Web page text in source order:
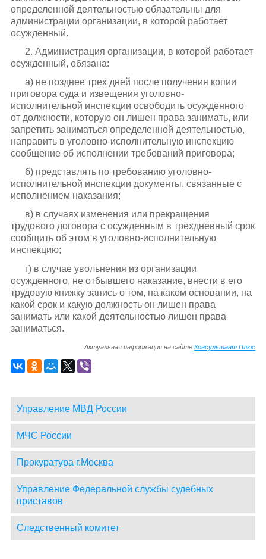
определенной деятельностью обязательны для
администрации организации, в которой работает
осужденный.
2. Администрация организации, в которой работает
осужденный, обязана:
а) не позднее трех дней после получения копии
приговора суда и извещения уголовно-
исполнительной инспекции освободить осужденного
от должности, которую он лишен права занимать, или
запретить заниматься определенной деятельностью,
направить в уголовно-исполнительную инспекцию
сообщение об исполнении требований приговора;
б) представлять по требованию уголовно-
исполнительной инспекции документы, связанные с
исполнением наказания;
в) в случаях изменения или прекращения
трудового договора с осужденным в трехдневный срок
сообщить об этом в уголовно-исполнительную
инспекцию;
г) в случае увольнения из организации
осужденного, не отбывшего наказание, внести в его
трудовую книжку запись о том, на каком основании, на
какой срок и какую должность он лишен права
занимать или какой деятельностью лишен права
заниматься.
Актуальная информация на сайтеКонсультант Плюс
Управление МВД России
МЧС России
Прокуратура г.Москва
Управление Федеральной службы судебных
приставов
Следственный комитет